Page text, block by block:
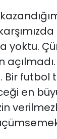
yoktu.
futbol
en